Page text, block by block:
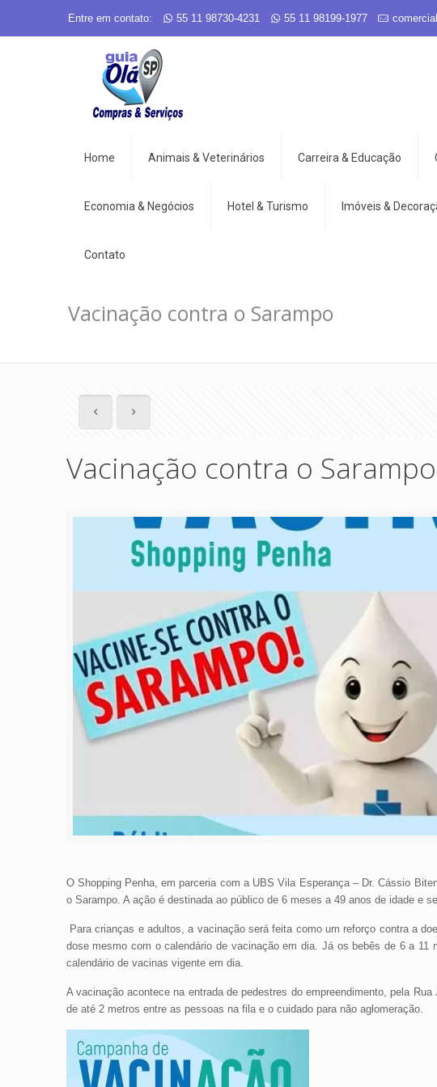
Entre em contato: 55 11 98730-4231 55 11 98199-1977
Home Animais & Veterinários Carreira & Educação
Economia & Negócios Hotel & Turismo Imóveis &
Contato
Vacinação contra o Sarampo
Vacinação contra o Sarampo
O Shopping Penha, em parceria com a UBS Vila Esperança – Dr. Cássio
o Sarampo. A ação é destinada ao público de 6 meses a 49 anos de idade e
Para crianças e adultos, a vacinação será feita como um reforço contra a
dose mesmo com o calendário de vacinação em dia. Já os bebês de 6 a
calendário de vacinas vigente em dia.
A vacinação acontece na entrada de pedestres do empreendimento, pela
de até 2 metros entre as pessoas na fila e o cuidado para não aglomeração.